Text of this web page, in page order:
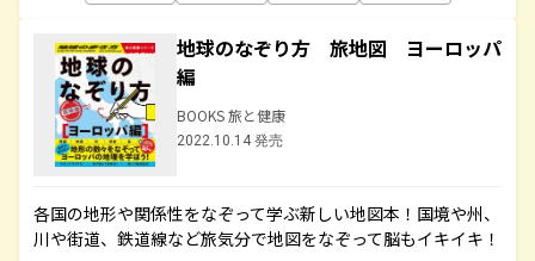
地球のなぞり方 旅地図 ヨーロッパ
編
BOOKS 旅と健康
2022.10.14 発売
各国の地形や関係性をなぞって学ぶ新しい地図本！国境や州、
川や街道、鉄道線など旅気分で地図をなぞって脳もイキイキ！